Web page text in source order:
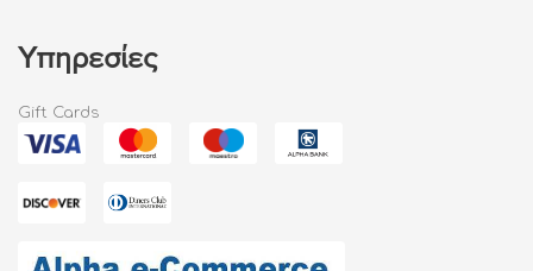
Υπηρεσίες
Gift Cards